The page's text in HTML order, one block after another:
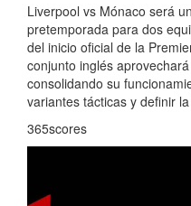
Liverpool vs Mónaco será
pretemporada para dos
del inicio oficial de la
conjunto inglés
consolidando su
variantes tácticas y definir
365scores